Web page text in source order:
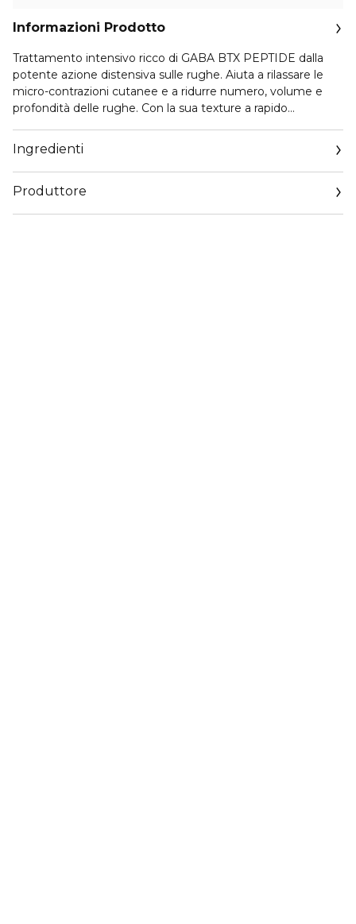
Informazioni Prodotto
Trattamento intensivo ricco di GABA BTX PEPTIDE dalla
potente azione distensiva sulle rughe. Aiuta a rilassare le
micro-contrazioni cutanee e a ridurre numero, volume e
profondità delle rughe. Con la sua texture a rapido
estrema levigatezza e tonicità. Arricchito con jojoba second
skin e acido jaluronico, che creano sul viso un film flessibile
ad effetto tensore, che distente e rimodella i contorni, per
una pelle subito più liscia e dall’aspetto più giovane.
Ingredienti
Produttore